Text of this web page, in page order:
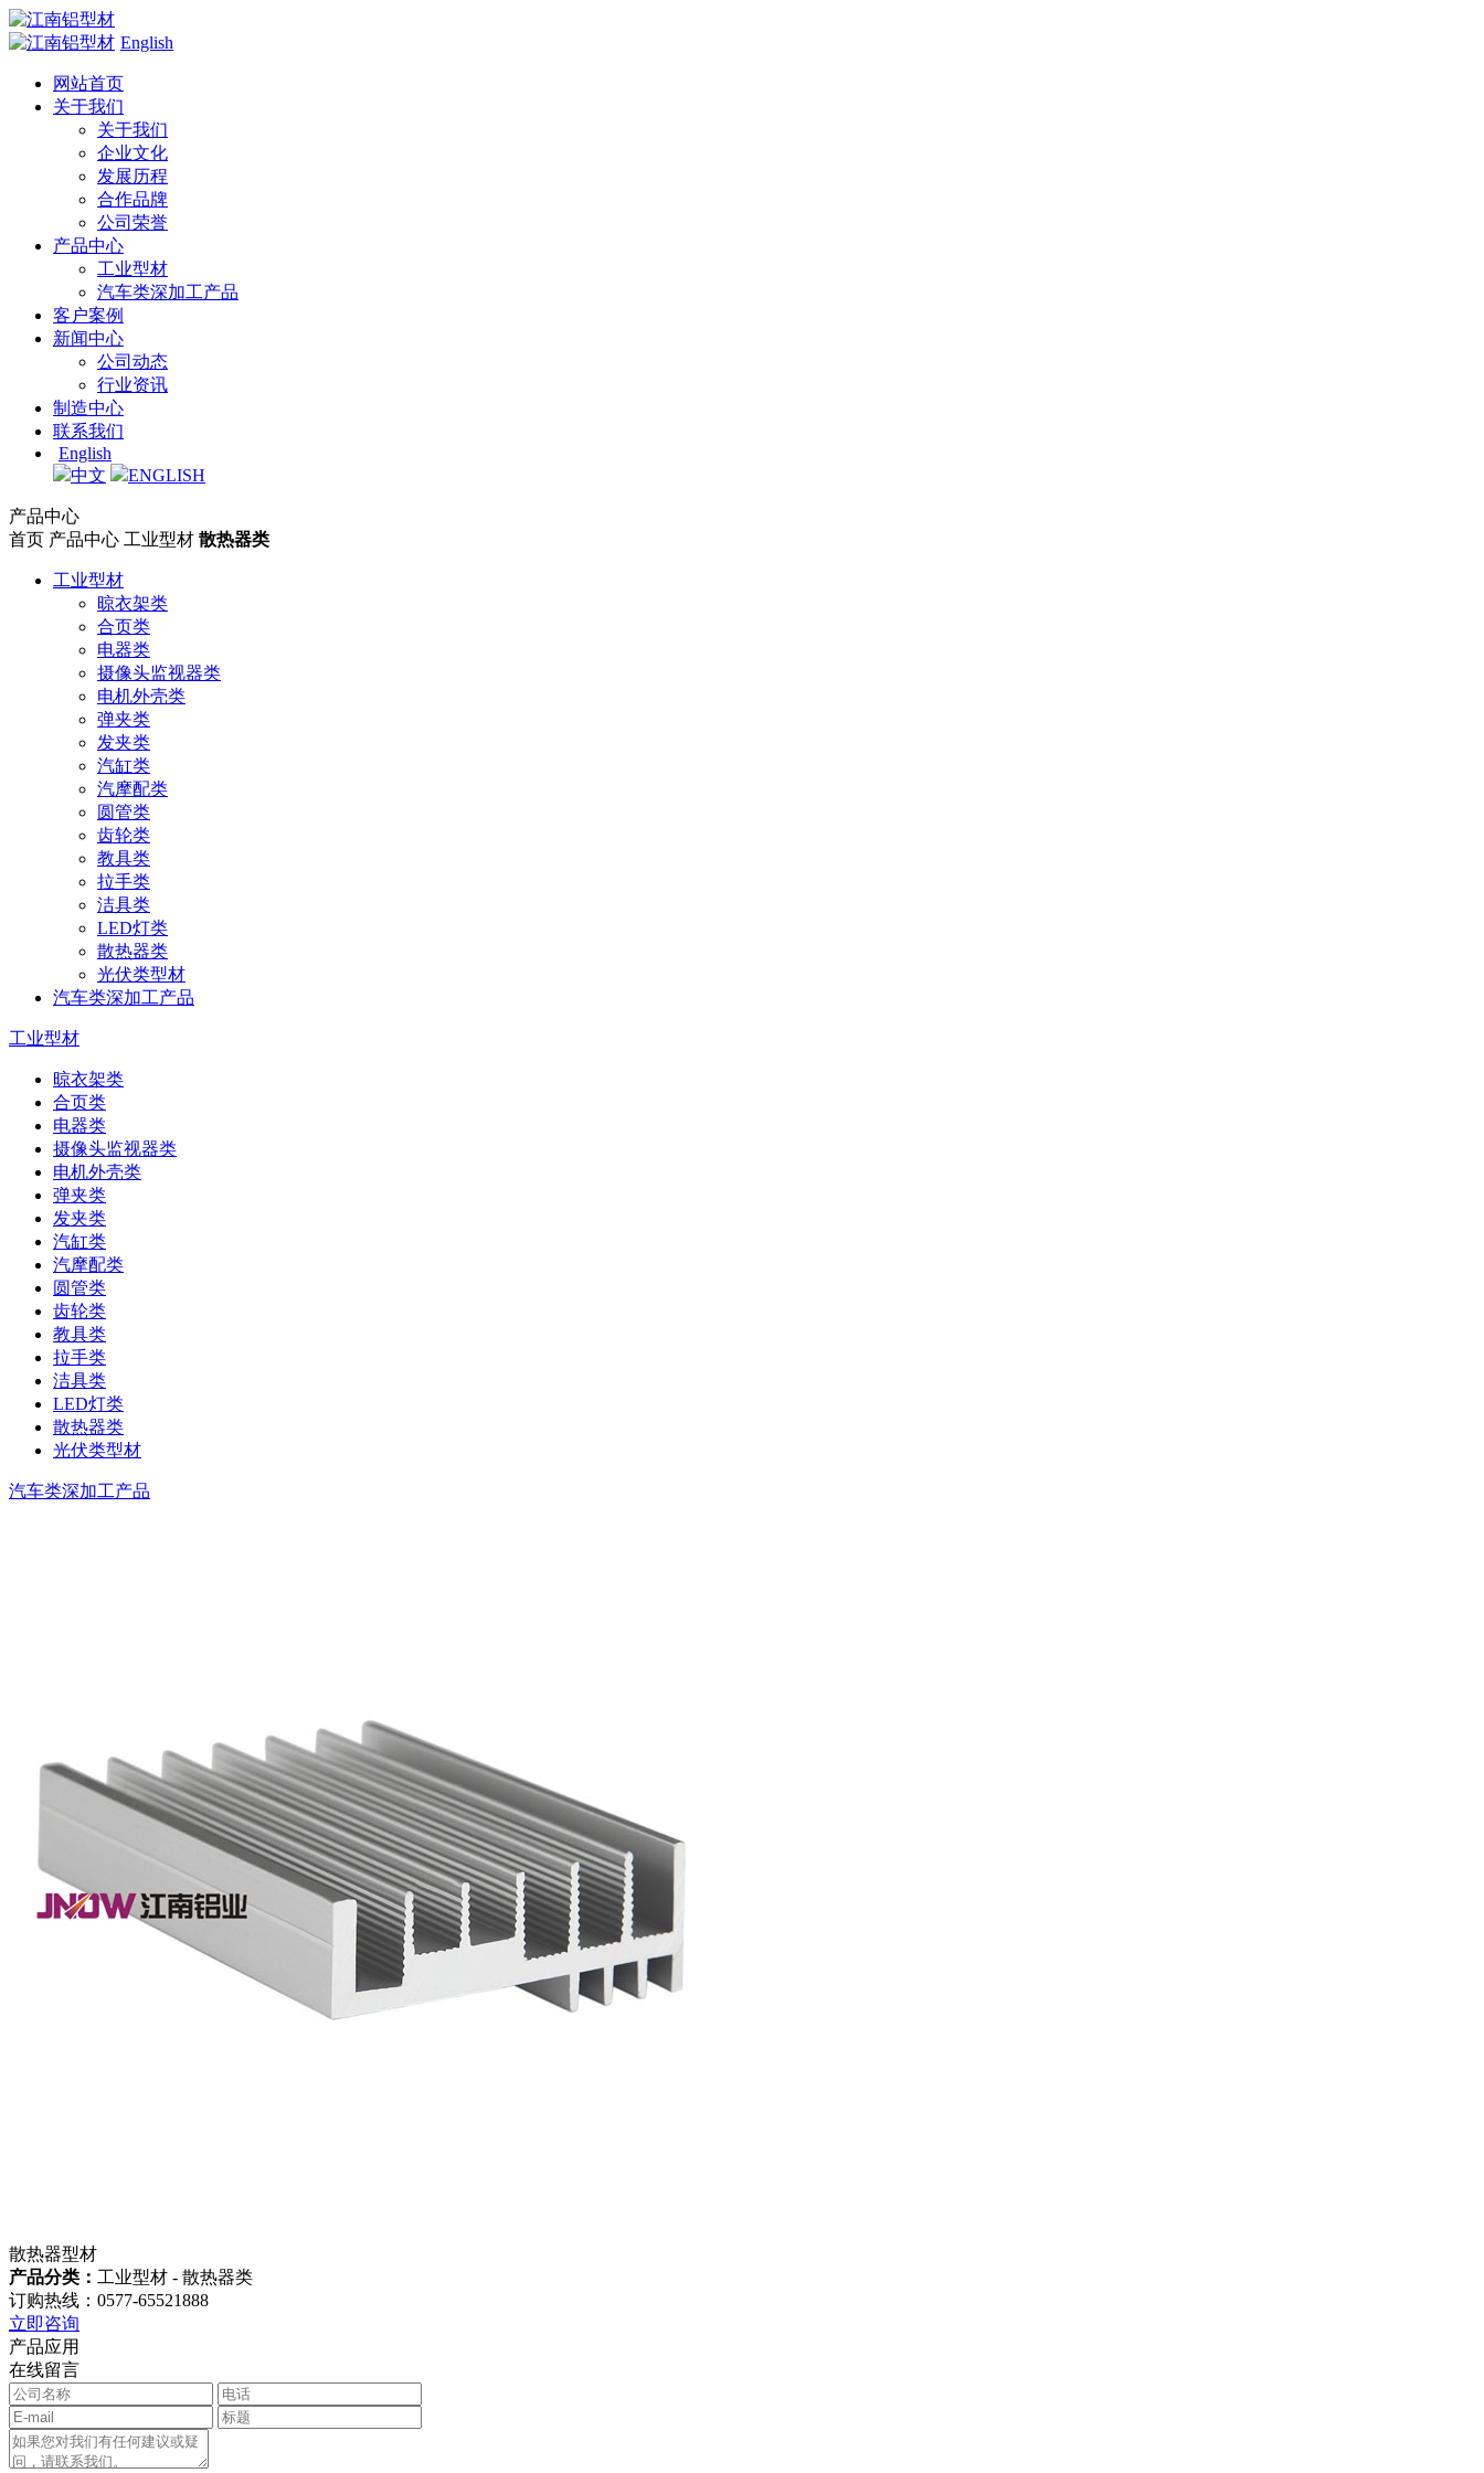
English
网站首页
关于我们
关于我们
企业文化
发展历程
合作品牌
公司荣誉
产品中心
工业型材
汽车类深加工产品
客户案例
新闻中心
公司动态
行业资讯
制造中心
联系我们
English
中文
ENGLISH
产品中心
首页 产品中心 工业型材 散热器类
工业型材
晾衣架类
合页类
电器类
摄像头监视器类
电机外壳类
弹夹类
发夹类
汽缸类
汽摩配类
圆管类
齿轮类
教具类
拉手类
洁具类
LED灯类
散热器类
光伏类型材
汽车类深加工产品
工业型材
晾衣架类
合页类
电器类
摄像头监视器类
电机外壳类
弹夹类
发夹类
汽缸类
汽摩配类
圆管类
齿轮类
教具类
拉手类
洁具类
LED灯类
散热器类
光伏类型材
汽车类深加工产品
散热器型材
产品分类： 工业型材 - 散热器类
订购热线：0577-65521888
立即咨询
产品应用
在线留言